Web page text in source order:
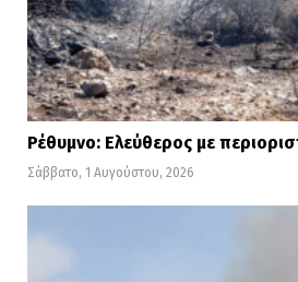
Ρέθυμνο: Ελεύθερος με
Σάββατο, 1 Αυγούστου, 2026